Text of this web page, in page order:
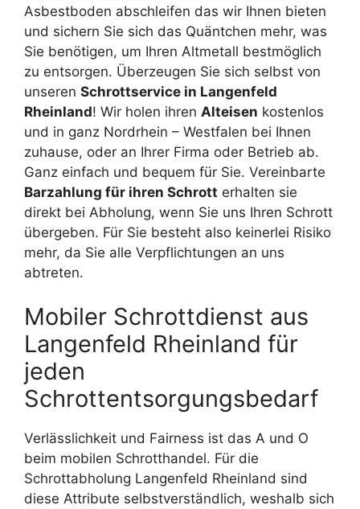
Asbestboden abschleifen das wir Ihnen bieten
und sichern Sie sich das Quäntchen mehr, was
Sie benötigen, um Ihren Altmetall bestmöglich
zu entsorgen. Überzeugen Sie sich selbst von
unseren Schrottservice in Langenfeld
Rheinland! Wir holen ihren Alteisen kostenlos
und in ganz Nordrhein – Westfalen bei Ihnen
zuhause, oder an Ihrer Firma oder Betrieb ab.
Ganz einfach und bequem für Sie. Vereinbarte
Barzahlung für ihren Schrott erhalten sie
direkt bei Abholung, wenn Sie uns Ihren Schrott
übergeben. Für Sie besteht also keinerlei Risiko
mehr, da Sie alle Verpflichtungen an uns
abtreten.
Mobiler Schrottdienst aus
Langenfeld Rheinland für
jeden
Schrottentsorgungsbedarf
Verlässlichkeit und Fairness ist das A und O
beim mobilen Schrotthandel. Für die
Schrottabholung Langenfeld Rheinland sind
diese Attribute selbstverständlich, weshalb sich